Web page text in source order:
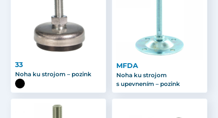
33
Noha ku strojom – pozink
MFDA
Noha ku strojom
s upevnením – pozink